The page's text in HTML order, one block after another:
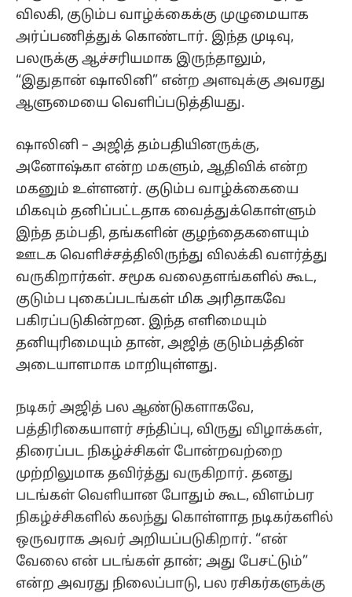
விலகி, குடும்ப வாழ்க்கைக்கு முழுமையாக
அர்ப்பணித்துக் கொண்டார். இந்த முடிவு,
பலருக்கு ஆச்சரியமாக இருந்தாலும்,
“இதுதான் ஷாலினி” என்ற அளவுக்கு அவரது
ஆளுமையை வெளிப்படுத்தியது.
ஷாலினி – அஜித் தம்பதியினருக்கு,
அனோஷ்கா என்ற மகளும், ஆதிவிக் என்ற
மகனும் உள்ளனர். குடும்ப வாழ்க்கையை
மிகவும் தனிப்பட்டதாக வைத்துக்கொள்ளும்
இந்த தம்பதி, தங்களின் குழந்தைகளையும்
ஊடக வெளிச்சத்திலிருந்து விலக்கி வளர்த்து
வருகிறார்கள். சமூக வலைதளங்களில் கூட,
குடும்ப புகைப்படங்கள் மிக அரிதாகவே
பகிரப்படுகின்றன. இந்த எளிமையும்
தனியுரிமையும் தான், அஜித் குடும்பத்தின்
அடையாளமாக மாறியுள்ளது.
நடிகர் அஜித் பல ஆண்டுகளாகவே,
பத்திரிகையாளர் சந்திப்பு, விருது விழாக்கள்,
திரைப்பட நிகழ்ச்சிகள் போன்றவற்றை
முற்றிலுமாக தவிர்த்து வருகிறார். தனது
படங்கள் வெளியான போதும் கூட, விளம்பர
நிகழ்ச்சிகளில் கலந்து கொள்ளாத நடிகர்களில்
ஒருவராக அவர் அறியப்படுகிறார். “என்
வேலை என் படங்கள் தான்; அது பேசட்டும்”
என்ற அவரது நிலைப்பாடு, பல ரசிகர்களுக்கு